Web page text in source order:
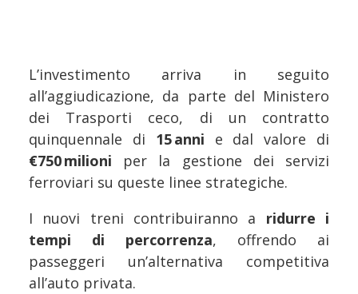
L’investimento arriva in seguito
all’aggiudicazione, da parte del Ministero
dei Trasporti ceco, di un contratto
quinquennale di 15 anni e dal valore di
€750 milioni per la gestione dei servizi
ferroviari su queste linee strategiche.
I nuovi treni contribuiranno a ridurre i
tempi di percorrenza, offrendo ai
passeggeri un’alternativa competitiva
all’auto privata.